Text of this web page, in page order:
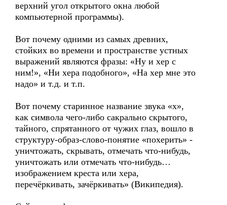
верхний угол открытого окна любой
компьютерной программы).
Вот почему одними из самых древних,
стойких во времени и пространстве устных
выражений являются фразы: «Ну и хер с
ним!», «Ни хера подобного», «На хер мне это
надо» и т.д. и т.п.
Вот почему старинное название звука «х»,
как символа чего-либо сакрально скрытого,
тайного, спрятанного от чужих глаз, вошло в
структуру-образ-слово-понятие «похерить» -
уничтожать, скрывать, отмечать что-нибудь,
уничтожать или отмечать что-нибудь…
изображением креста или хера,
перечёркивать, зачёркивать» (Википедия).